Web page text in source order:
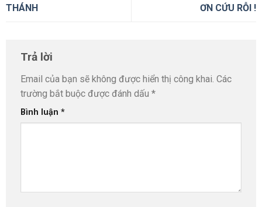
THÁNH
ƠN CỨU RỖI !
Trả lời
Email của bạn sẽ không được hiển thị công khai. Các
trường bắt buộc được đánh dấu *
Bình luận *